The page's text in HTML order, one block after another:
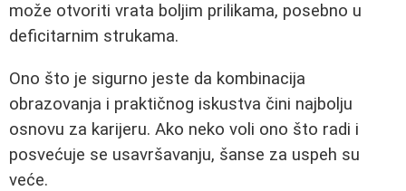
može otvoriti vrata boljim prilikama, posebno u
deficitarnim strukama.
Ono što je sigurno jeste da kombinacija
obrazovanja i praktičnog iskustva čini najbolju
osnovu za karijeru. Ako neko voli ono što radi i
posvećuje se usavršavanju, šanse za uspeh su
veće.